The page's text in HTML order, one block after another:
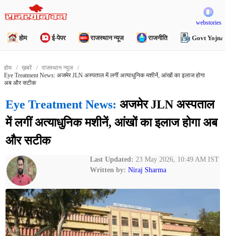
webstories
होम ई-पेपर राजस्थान न्यूज राजनीति Govt Yojna
होम ख़बरें
राजस्थान न्यूज
Eye Treatment News: अजमेर JLN अस्पताल में लगीं अत्याधुनिक मशीनें, आंखों का इलाज होगा
अब और सटीक
Eye Treatment News: अजमेर JLN अस्पताल
में लगीं अत्याधुनिक मशीनें, आंखों का इलाज होगा अब
और सटीक
Last Updated: 23 May 2026, 10:49 AM IST
Written by: Niraj Sharma